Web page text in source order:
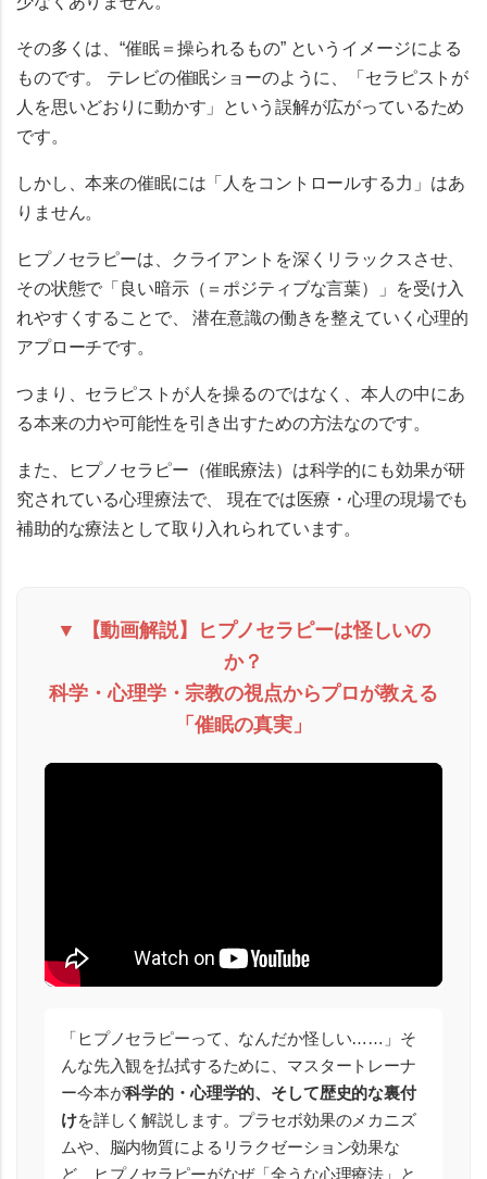
その多くは、“催眠＝操られるもの”というイメージによる
ものです。 テレビの催眠ショーのように、「セラピストが
人を思いどおりに動かす」という誤解が広がっているため
です。
しかし、本来の催眠には「人をコントロールする力」はあ
りません。
ヒプノセラピーは、クライアントを深くリラックスさせ、
その状態で「良い暗示（＝ポジティブな言葉）」を受け入
れやすくすることで、 潜在意識の働きを整えていく心理的
アプローチです。
つまり、セラピストが人を操るのではなく、本人の中にあ
る本来の力や可能性を引き出すための方法なのです。
また、
ヒプノセラピー（催眠療法）は科学的にも効果が研
究されている心理療法で、 現在では医療・心理の現場でも
補助的な療法として取り入れられています。
▼ 【動画解説】ヒプノセラピーは怪しいの
か？
科学・心理学・宗教の視点からプロが教える
「催眠の真実」
「ヒプノセラピーって、なんだか怪しい……」そ
んな先入観を払拭するために、マスタートレーナ
ー今本が科学的・心理学的、そして歴史的な裏付
けを詳しく解説します。プラセボ効果のメカニズ
ムや、脳内物質によるリラクゼーション効果な
ど、ヒプノセラピーがなぜ「全うな心理療法」と